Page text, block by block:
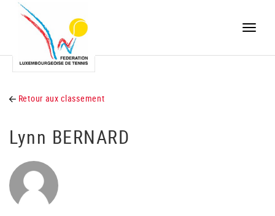
Toggle
Retour aux classement
Lynn BERNARD